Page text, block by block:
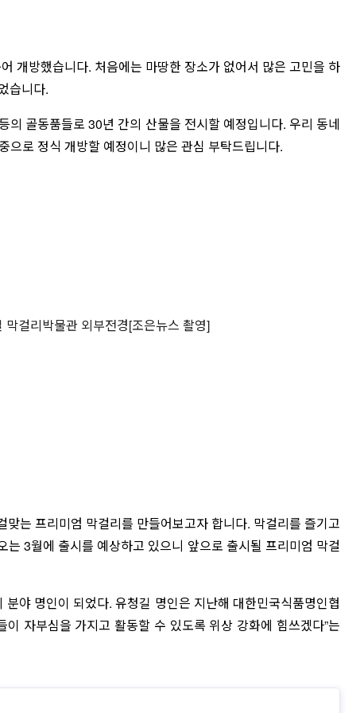
개방했습니다. 처음에는 마땅한 장소가 없어서 많은 고민을 하
습니다.
골동품들로 30년 간의 산물을 전시할 예정입니다. 우리 동네
로 정식 개방할 예정이니 많은 관심 부탁드립니다.
막걸리박물관 외부전경[조은뉴스 촬영]
는 프리미엄 막걸리를 만들어보고자 합니다. 막걸리를 즐기고
3월에 출시를 예상하고 있으니 앞으로 출시될 프리미엄 막걸
야 명인이 되었다. 유청길 명인은 지난해 대한민국식품명인협
자부심을 가지고 활동할 수 있도록 위상 강화에 힘쓰겠다”는